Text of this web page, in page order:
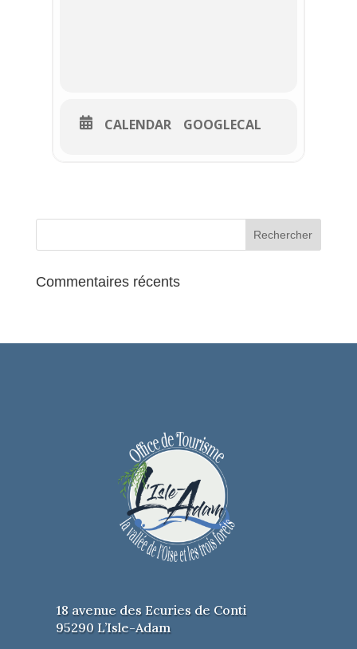
CALENDAR GOOGLECAL
Commentaires récents
18 avenue des Ecuries de Conti
95290 L’Isle-Adam